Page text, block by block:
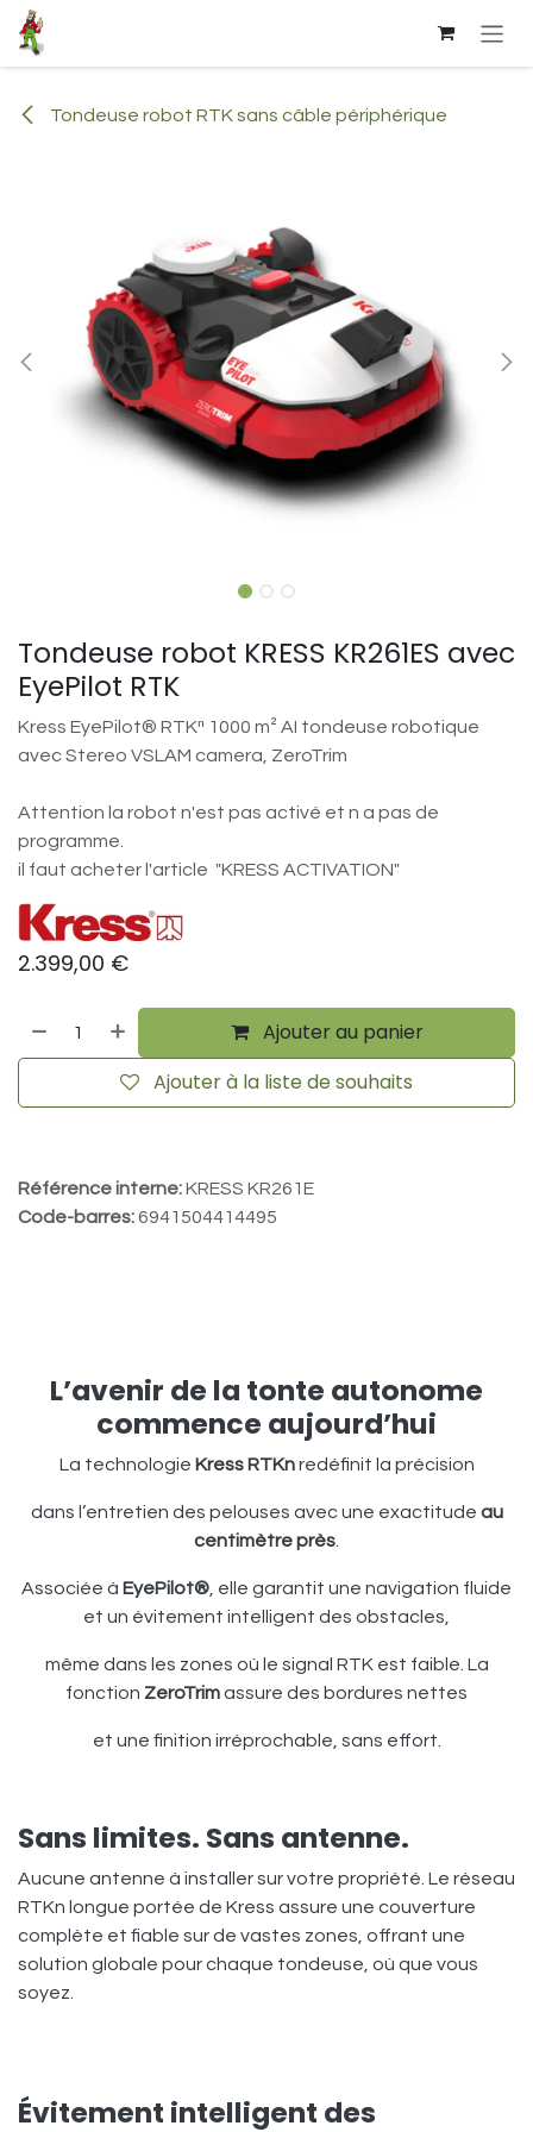
Se rendre au contenu
Tondeuse robot RTK sans câble périphérique
Tondeuse robot KRESS KR261ES avec
EyePilot RTK
Kress EyePilot® RTKⁿ 1000 m² AI tondeuse robotique
avec Stereo VSLAM camera, ZeroTrim
Attention la robot n'est pas activé et n a pas de
programme.
il faut acheter l'article ​"KRESS ACTIVATION"
2.399,00 €
Ajouter au panier
Ajouter à la liste de souhaits
Référence interne:KRESS KR261E
Code-barres:6941504414495
L’avenir de la tonte autonome
commence aujourd’hui
La technologie Kress RTKnredéfinit la précision
dans l’entretien des pelouses avec une exactitude au
centimètre près
Associée à EyePilot® , elle garantit une navigation fluide
et un évitement intelligent des obstacles,
même dans les zones où le signal RTK est faible. La
fonction ZeroTrimassure des bordures nettes
et une finition irréprochable, sans effort.
Sans limites. Sans antenne.
Aucune antenne à installer sur votre propriété. Le réseau
RTKn longue portée de Kress assure une couverture
complète et fiable sur de vastes zones, offrant une
solution globale pour chaque tondeuse, où que vous
soyez.
Évitement intelligent des